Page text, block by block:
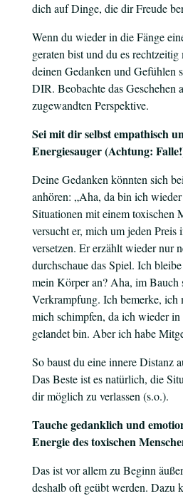
dich auf Dinge, die dir Freude
Wenn du wieder in die Fänge
geraten bist und du es
deinen Gedanken und Gefühlen
DIR. Beobachte das Geschehen
zugewandten Perspektive.
Sei mit dir selbst empathisch
Energiesauger (Achtung:
Deine Gedanken könnten sich
anhören: „Aha, da bin ich
Situationen mit einem toxischen
versucht er, mich um jeden
versetzen. Er erzählt wieder nur
durchschaue das Spiel. Ich
mein Körper an? Aha, im Bauch
Verkrampfung. Ich bemerke, ich
mich schimpfen, da ich wieder
gelandet bin. Aber ich habe
So baust du eine innere Distanz
Das Beste ist es natürlich, die
dir möglich zu verlassen (s.o.).
Tauche gedanklich und
Energie des toxischen
Das ist vor allem zu Beginn
deshalb oft geübt werden. Dazu